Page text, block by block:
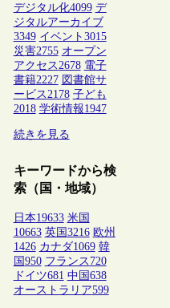
デジタル化4099 デ
ジタルアーカイブ
3349 イベント 3015
災害2755 オープン
アクセス 2678 電子
書籍2227 図書館サ
ービス 2178 子ども
2018 学術情報1947
続きを見る
キーワードから検
索（国・地域）
日本19633 米国
10663 英国3216 欧州
1426 カナダ1069 韓
国950 フランス 720
ドイツ681 中国638
オーストラリア599